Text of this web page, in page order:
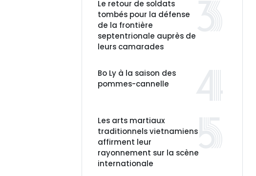
Le retour de soldats
tombés pour la défense
de la frontière
septentrionale auprès de
leurs camarades
Bo Ly à la saison des
pommes-cannelle
Les arts martiaux
traditionnels vietnamiens
affirment leur
rayonnement sur la scène
internationale